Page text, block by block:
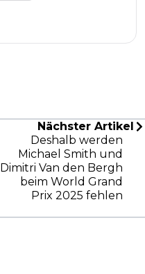
Nächster Artikel
Deshalb werden
Michael Smith und
Dimitri Van den Bergh
beim World Grand
Prix 2025 fehlen